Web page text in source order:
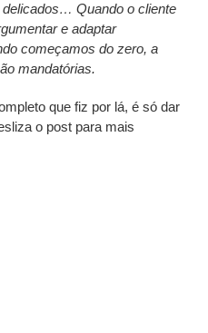
Quando o cliente
e adaptar
começamos do zero, a
mandatórias.
que fiz por lá, é só dar
o post para mais